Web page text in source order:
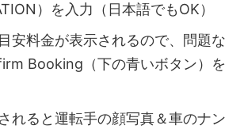
）を入力（日本語でもOK）
安料金が表示されるので、問題な
Booking（下の青いボタン）を
れると運転手の顔写真＆車のナン